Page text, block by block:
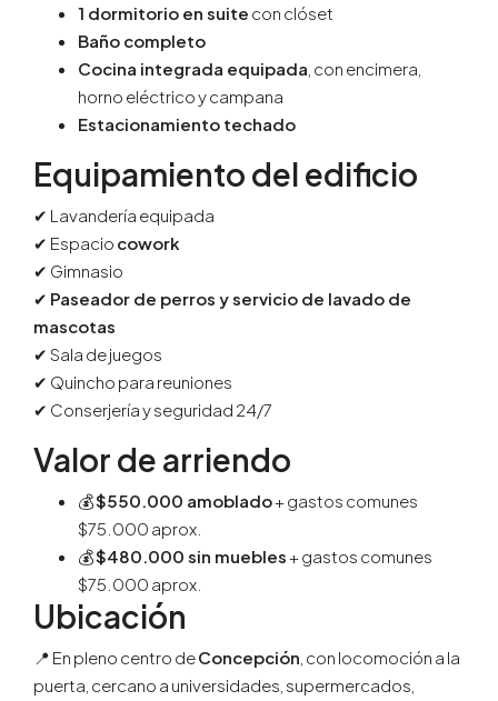
1 dormitorio en suite con clóset
Baño completo
Cocina integrada equipada , con encimera,
horno eléctrico y campana
Estacionamiento techado
Equipamiento del edificio
✔ Lavandería equipada
✔ Espacio cowork
✔ Gimnasio
✔ Paseador de perros y servicio de lavado de
mascotas
✔ Sala de juegos
✔ Quincho para reuniones
✔ Conserjería y seguridad 24/7
Valor de arriendo
💰$550.000 amoblado+ gastos comunes
$75.000 aprox.
💰$480.000 sin muebles+ gastos comunes
$75.000 aprox.
Ubicación
📍 En pleno centro deConcepción , con locomoción a la
puerta, cercano a universidades, supermercados,